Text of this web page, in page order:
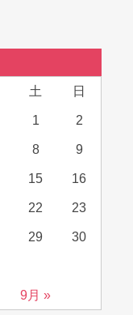
土 日
9月 »
1 2
8 9
15 16
22 23
29 30